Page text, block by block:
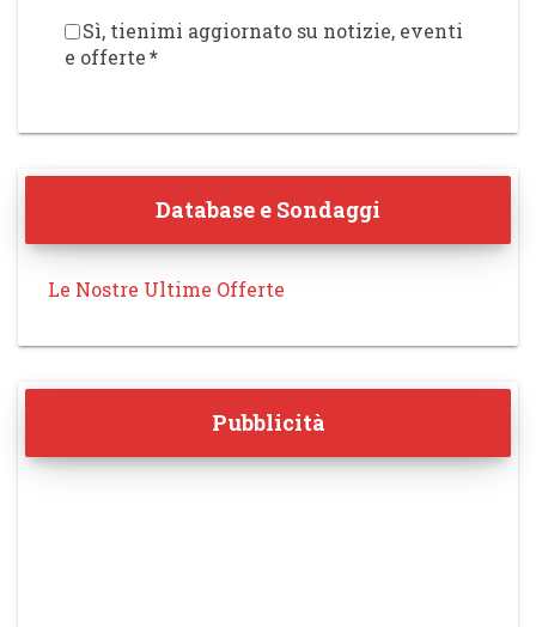
Sì, tienimi aggiornato su notizie, eventi
e offerte*
Database e Sondaggi
Le Nostre Ultime Offerte
Pubblicità